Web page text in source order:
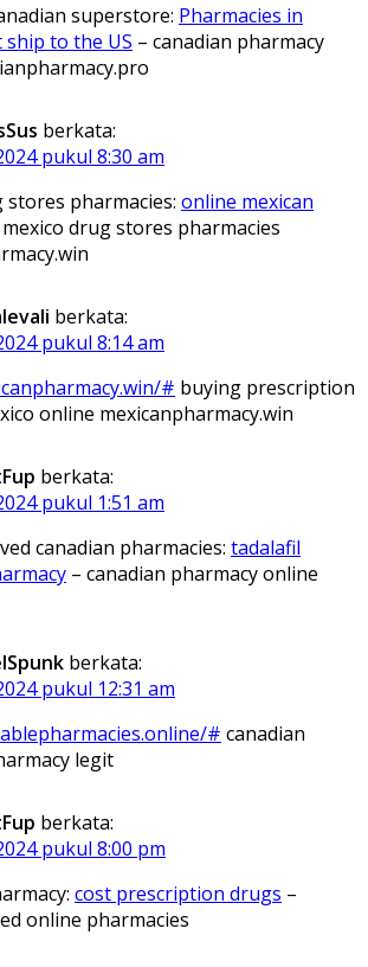
superstore: Pharmacies in
ship to the US – canadian pharmacy
berkata:
pukul 8:30 am
stores pharmacies: online mexican
mexico drug stores pharmacies
berkata:
pukul 8:14 am
# buying prescription
online mexicanpharmacy.win
berkata:
pukul 1:51 am
canadian pharmacies: tadalafil
– canadian pharmacy online
berkata:
pukul 12:31 am
# canadian
legit
berkata:
pukul 8:00 pm
cost prescription drugs –
online pharmacies